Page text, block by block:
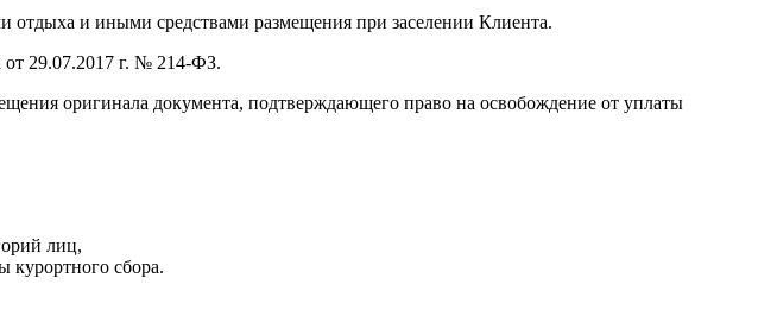
отдыха и иными средствами размещения при заселении Клиента.
от 29.07.2017 г. № 214-ФЗ.
оригинала документа, подтверждающего право на освобождение от уплаты
лиц,
курортного сбора.